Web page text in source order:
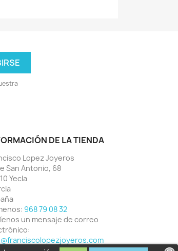
DE LA TIENDA
Lopez Joyeros
San Antonio, 68
Yecla
968 79 08 32
un mensaje de correo